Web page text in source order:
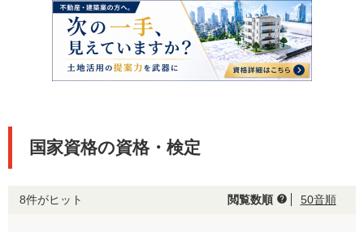
国家資格の資格・検定
8件がヒット 閲覧数順 help 50音順